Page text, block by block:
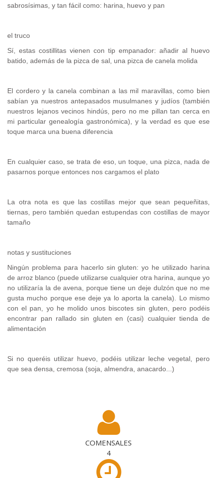
sabrosísimas, y tan fácil como: harina, huevo y pan
el truco
Sí, estas costillitas vienen con tip empanador: añadir al huevo
batido, además de la pizca de sal, una pizca de canela molida
El cordero y la canela combinan a las mil maravillas, como bien
sabían ya nuestros antepasados musulmanes y judíos (también
nuestros lejanos vecinos hindús, pero no me pillan tan cerca en
mi particular genealogía gastronómica), y la verdad es que ese
toque marca una buena diferencia
En cualquier caso, se trata de eso, un toque, una pizca, nada de
pasarnos porque entonces nos cargamos el plato
La otra nota es que las costillas mejor que sean pequeñitas,
tiernas, pero también quedan estupendas con costillas de mayor
tamaño
notas y sustituciones
Ningún problema para hacerlo sin gluten: yo he utilizado harina
de arroz blanco (puede utilizarse cualquier otra harina, aunque yo
no utilizaría la de avena, porque tiene un deje dulzón que no me
gusta mucho porque ese deje ya lo aporta la canela). Lo mismo
con el pan, yo he molido unos biscotes sin gluten, pero podéis
encontrar pan rallado sin gluten en (casi) cualquier tienda de
alimentación
Si no queréis utilizar huevo, podéis utilizar leche vegetal, pero
que sea densa, cremosa (soja, almendra, anacardo...)
COMENSALES
4